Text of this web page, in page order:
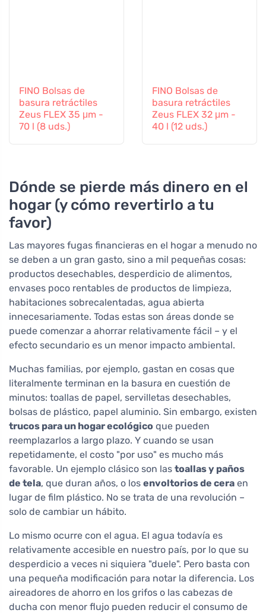
FINO Bolsas de
basura retráctiles
Zeus FLEX 35 μm -
70 l (8 uds.)
FINO Bolsas de
basura retráctiles
Zeus FLEX 32 μm -
40 l (12 uds.)
Dónde se pierde más dinero en el
hogar (y cómo revertirlo a tu
favor)
Las mayores fugas financieras en el hogar a menudo no
se deben a un gran gasto, sino a mil pequeñas cosas:
productos desechables, desperdicio de alimentos,
envases poco rentables de productos de limpieza,
habitaciones sobrecalentadas, agua abierta
innecesariamente. Todas estas son áreas donde se
puede comenzar a ahorrar relativamente fácil – y el
efecto secundario es un menor impacto ambiental.
Muchas familias, por ejemplo, gastan en cosas que
literalmente terminan en la basura en cuestión de
minutos: toallas de papel, servilletas desechables,
bolsas de plástico, papel aluminio. Sin embargo, existen
trucos para un hogar ecológico que pueden
reemplazarlos a largo plazo. Y cuando se usan
repetidamente, el costo "por uso" es mucho más
favorable. Un ejemplo clásico son las toallas y paños
de tela, que duran años, o los envoltorios de cera en
lugar de film plástico. No se trata de una revolución –
solo de cambiar un hábito.
Lo mismo ocurre con el agua. El agua todavía es
relativamente accesible en nuestro país, por lo que su
desperdicio a veces ni siquiera "duele". Pero basta con
una pequeña modificación para notar la diferencia. Los
aireadores de ahorro en los grifos o las cabezas de
ducha con menor flujo pueden reducir el consumo de